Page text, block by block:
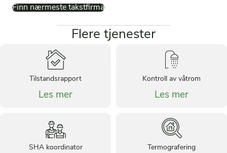
Finn nærmeste takstfirma
Flere tjenester
Tilstandsrapport
Les mer
Kontroll av våtrom
Les mer
SHA koordinator Termografering